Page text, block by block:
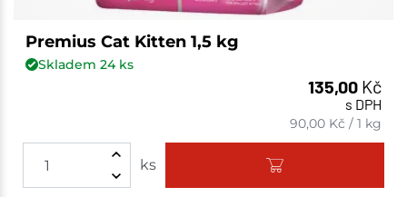
Premius Cat Kitten 1,5 kg
Skladem 24ks
135,00 Kč
s DPH
90,00 Kč /1 kg
ks